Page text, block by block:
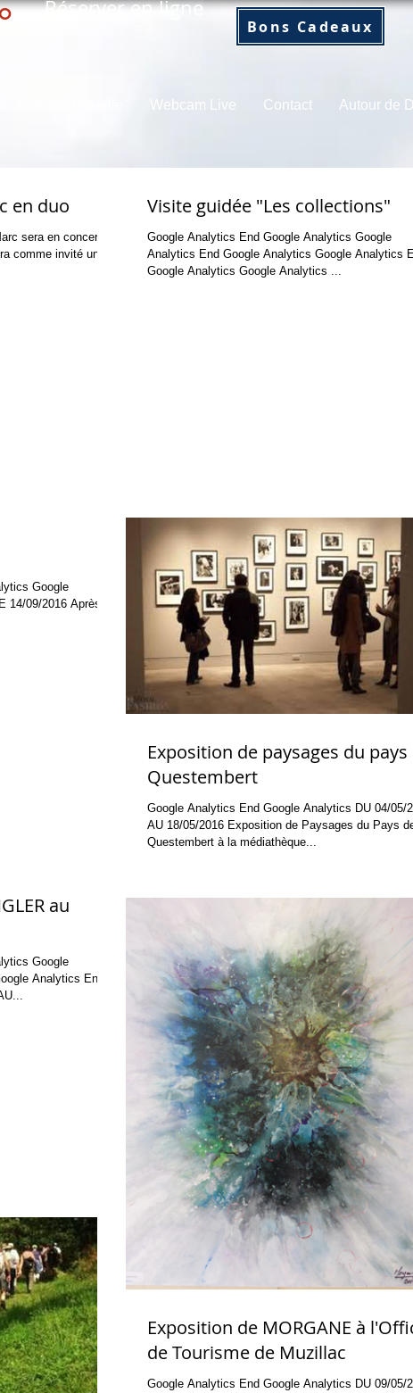
Réserver en ligne
Webcam Live Contact Autour de
Bons Cadeaux
en duo
sera en concert à
comme invité une
Visite guidée "Les collections"
Google Analytics End Google Analytics Google
Analytics End Google Analytics Google Analytics End
Google Analytics Google Analytics ...
Exposition de paysages du pays
Questembert
Google Analytics End Google Analytics DU 04/05/2016
AU 18/05/2016 Exposition de Paysages du Pays
Questembert à la médiathèque...
au
Exposition de MORGANE à
de Tourisme de Muzillac
Google Analytics End Google Analytics DU 09/05/2016